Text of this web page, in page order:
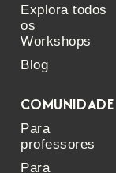
Explora todos
os
Workshops
Blog
COMUNIDADE
Para
professores
Para